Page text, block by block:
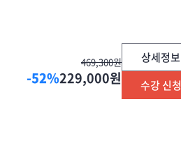
469,300원
-52%229,000원
상세정보
수강 신청